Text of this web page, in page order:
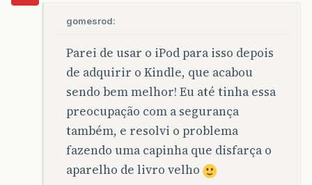
gomesrod:
Parei de usar o iPod para isso depois
de adquirir o Kindle, que acabou
sendo bem melhor! Eu até tinha essa
preocupação com a segurança
também, e resolvi o problema
fazendo uma capinha que disfarça o
aparelho de livro velho